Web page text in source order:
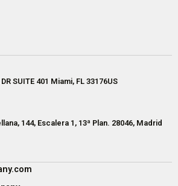
SUITE 401 Miami, FL 33176US
144, Escalera 1, 13ª Plan. 28046, Madrid